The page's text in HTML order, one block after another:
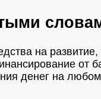
на
от
денег на